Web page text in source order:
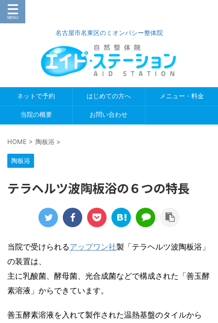
名古屋市名東区のミオンパシー整体院
ネットで予約 はじめての方へ メニュー・料金
当院の概要 お問い合わせ
HOME > 陶板浴 >
陶板浴
テラヘルツ波陶板浴の６つの特長
当院で受けられるアップワン社製「テラヘルツ波陶板浴」
の装置は、
主に乳酸菌、酵母菌、光合成菌などで構成された「善玉酵
素溶液」からできています。
善玉酵素溶液を入れて製作された温熱基盤のタイルから